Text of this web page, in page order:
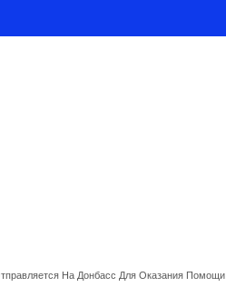
На Донбасс Для Оказания